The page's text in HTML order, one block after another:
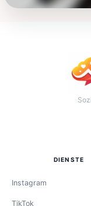
DIENSTE
Instagram
TikTok